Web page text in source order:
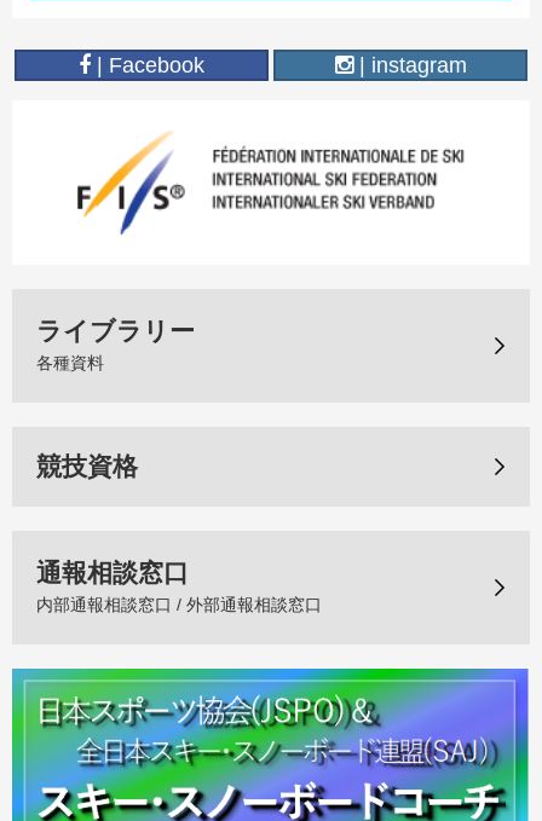
| Facebook | instagram
ライブラリー
各種資料
競技資格
通報相談窓口
内部通報相談窓口 / 外部通報相談窓口